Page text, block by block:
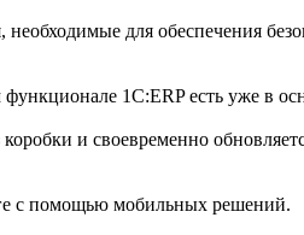
необходимые для обеспечения
1C:ERP есть уже в
и своевременно
с помощью мобильных решений.